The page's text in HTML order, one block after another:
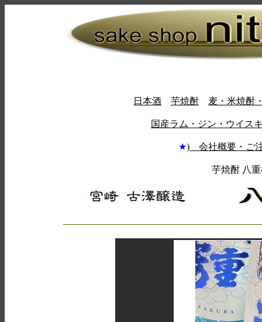
日本酒 芋焼酎 麦・米焼酎
国産ラム・ジン・ウイス
★) 会社概要・ご
芋焼酎 八